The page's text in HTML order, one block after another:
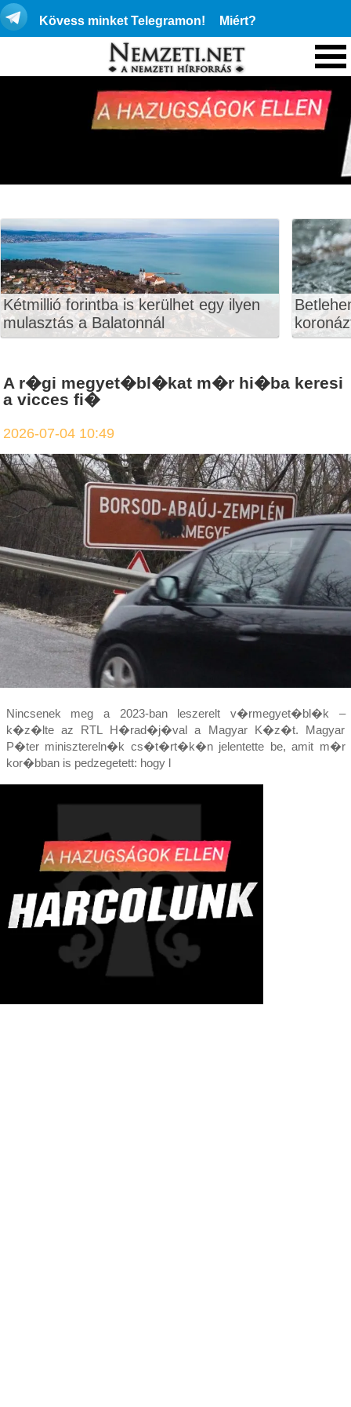
Kövess minket Telegramon! Miért?
Kétmillió forintba is kerülhet egy ilyen
mulasztás a Balatonnál
A r�gi megyet�bl�kat m�r hi�ba keresi
a vicces fi�
2026-07-04 10:49
Nincsenek meg a 2023-ban leszerelt v�rmegyet�bl�k –
k�z�lte az RTL H�rad�j�val a Magyar K�z�t. Magyar
P�ter minisztereln�k cs�t�rt�k�n jelentette be, amit m�r
kor�bban is pedzegetett: hogy l